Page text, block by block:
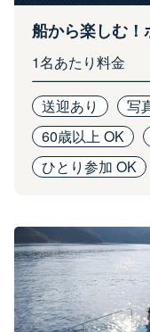
船から楽しむ！
1名あたり料金
送迎あり 写
60歳以上 OK
ひとり参加 OK